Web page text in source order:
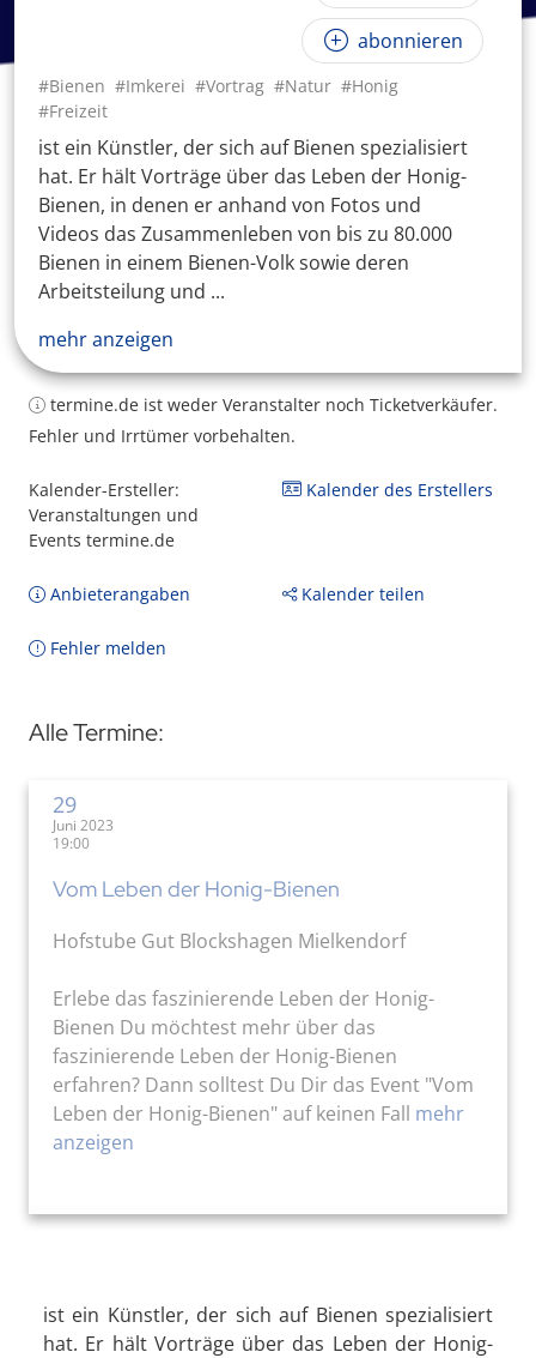
abonnieren
#Bienen #Imkerei #Vortrag #Natur #Honig
#Freizeit
ist ein Künstler, der sich auf Bienen spezialisiert
hat. Er hält Vorträge über das Leben der Honig-
Bienen, in denen er anhand von Fotos und
Videos das Zusammenleben von bis zu 80.000
Bienen in einem Bienen-Volk sowie deren
Arbeitsteilung und ...
mehr anzeigen
termine.de ist weder Veranstalter noch Ticketverkäufer.
Fehler und Irrtümer vorbehalten.
Kalender-Ersteller:
Veranstaltungen und
Events termine.de
Kalender des Erstellers
Anbieterangaben Kalender teilen
Fehler melden
Alle Termine:
29
Juni 2023
19:00
Vom Leben der Honig-Bienen
Hofstube Gut Blockshagen Mielkendorf
Erlebe das faszinierende Leben der Honig-
Bienen Du möchtest mehr über das
faszinierende Leben der Honig-Bienen
erfahren? Dann solltest Du Dir das Event "Vom
Leben der Honig-Bienen" auf keinen Fall mehr
anzeigen
ist ein Künstler, der sich auf Bienen spezialisiert
hat. Er hält Vorträge über das Leben der Honig-